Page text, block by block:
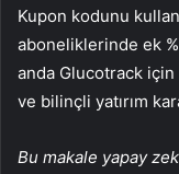
Kupon kodunu
aboneliklerinde ek
anda Glucotrack için
ve bilinçli yatırım
Bu makale yapay